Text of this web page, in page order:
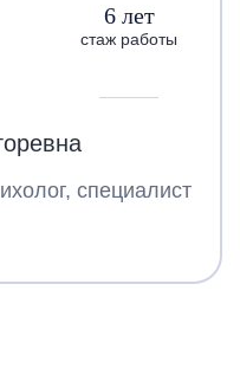
6 лет
стаж работы
специалист